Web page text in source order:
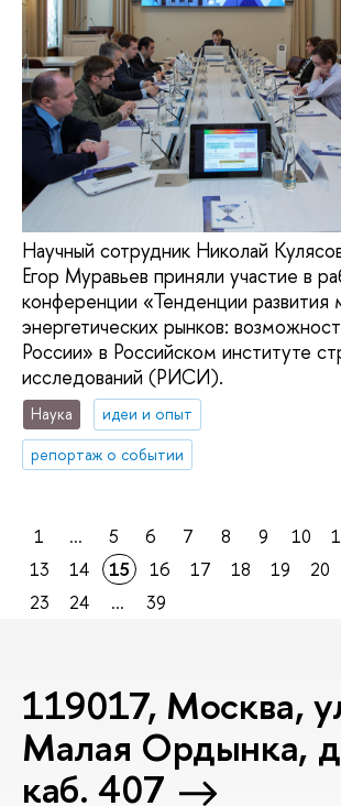
Научный сотрудник Николай
Егор Муравьев приняли участие в
конференции «Тенденции развития
энергетических рынков:
России» в Российском институте
исследований (РИСИ).
Наука
идеи и опыт
репортаж о событии
1 ... 5 6 7 8 9 10
13
14 15 16 17 18 19 20
23
24 ... 39
119017, Москва,
Малая Ордынка,
каб. 407